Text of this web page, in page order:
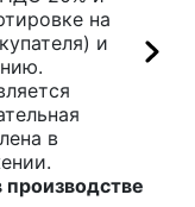
на
и
в